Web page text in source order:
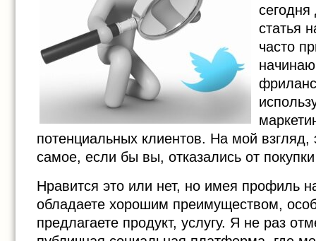
статья
часто
потенциальных клиентов. На мой взгляд,
самое, если бы вы, отказались от
Нравится это или нет, но имея профиль
обладаете хорошим преимуществом,
предлагаете продукт, услугу. Я не раз